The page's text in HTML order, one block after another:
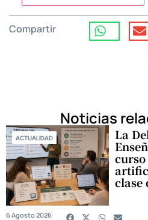
Compartir
Noticias
ACTUALIDAD La
clase
6 Agosto 2026